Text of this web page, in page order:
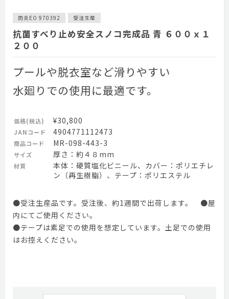
防炎EO 970392 受注生産
抗菌すべり止め安全スノコ完成品 青 ６００ｘ１
２００
プールや脱衣室など滑りやすい
水廻りでの使用に最適です。
価格(税込) ¥30,800
JANコード 4904771112473
商品コード MR-098-443-3
サイズ 厚さ：約４８mm
材質
本体：硬質塩化ビニール、カバー：ポリエチレ
ン（再生樹脂）、テープ：ポリエステル
●受注生産品です。受注後、約1週間で出荷します。 ●屋
内にてご使用ください。
●テープは素足での使用を想定しています。土足での使用
はお控えください。